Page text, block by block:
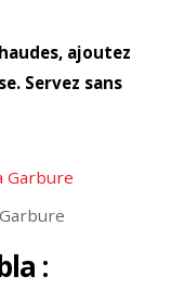
ajoutez
Servez sans
: